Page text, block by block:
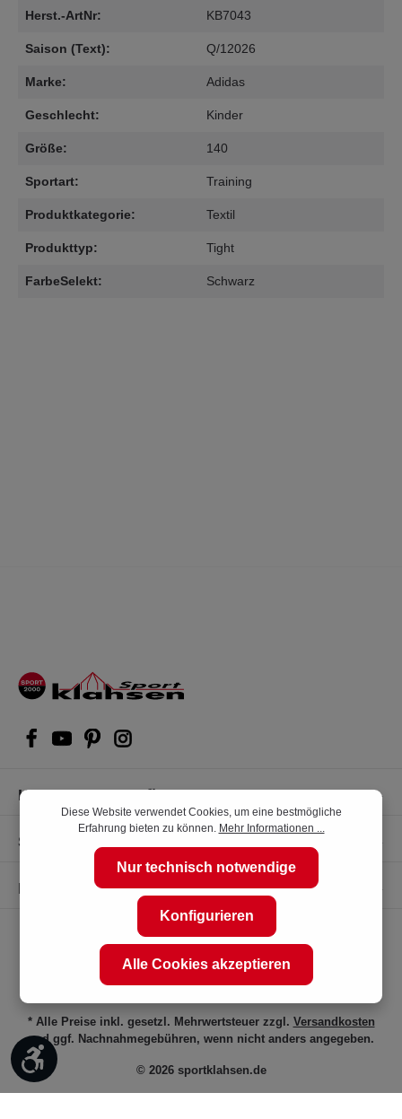
Herst.-ArtNr: KB7043
Saison (Text): Q/12026
Marke: Adidas
Geschlecht: Kinder
Größe: 140
Sportart: Training
Produktkategorie: Textil
Produkttyp: Tight
FarbeSelekt: Schwarz
Kompetente Kaufberatung
Shop Service
Informationen
© 2026 sportklahsen.de
* Alle Preise inkl. gesetzl. Mehrwertsteuer zzgl. Versandkosten
und ggf. Nachnahmegebühren, wenn nicht anders angegeben.
Werkzeugleiste anzeigen
Diese Website verwendet Cookies, um eine bestmögliche
Erfahrung bieten zu können. Mehr Informationen ...
Nur technisch notwendige
Konfigurieren
Alle Cookies akzeptieren